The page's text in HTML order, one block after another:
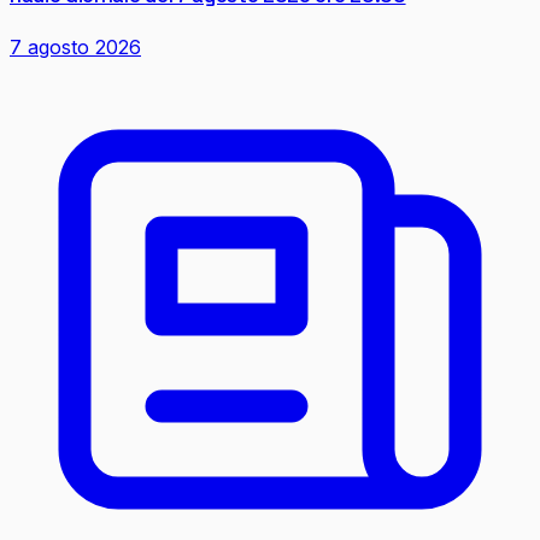
7 agosto 2026